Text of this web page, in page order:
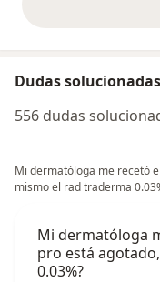
Dudas solucionadas
556 dudas
Mi dermatóloga me recetó
mismo el rad traderma
Mi dermatóloga
pro está
0.03%?